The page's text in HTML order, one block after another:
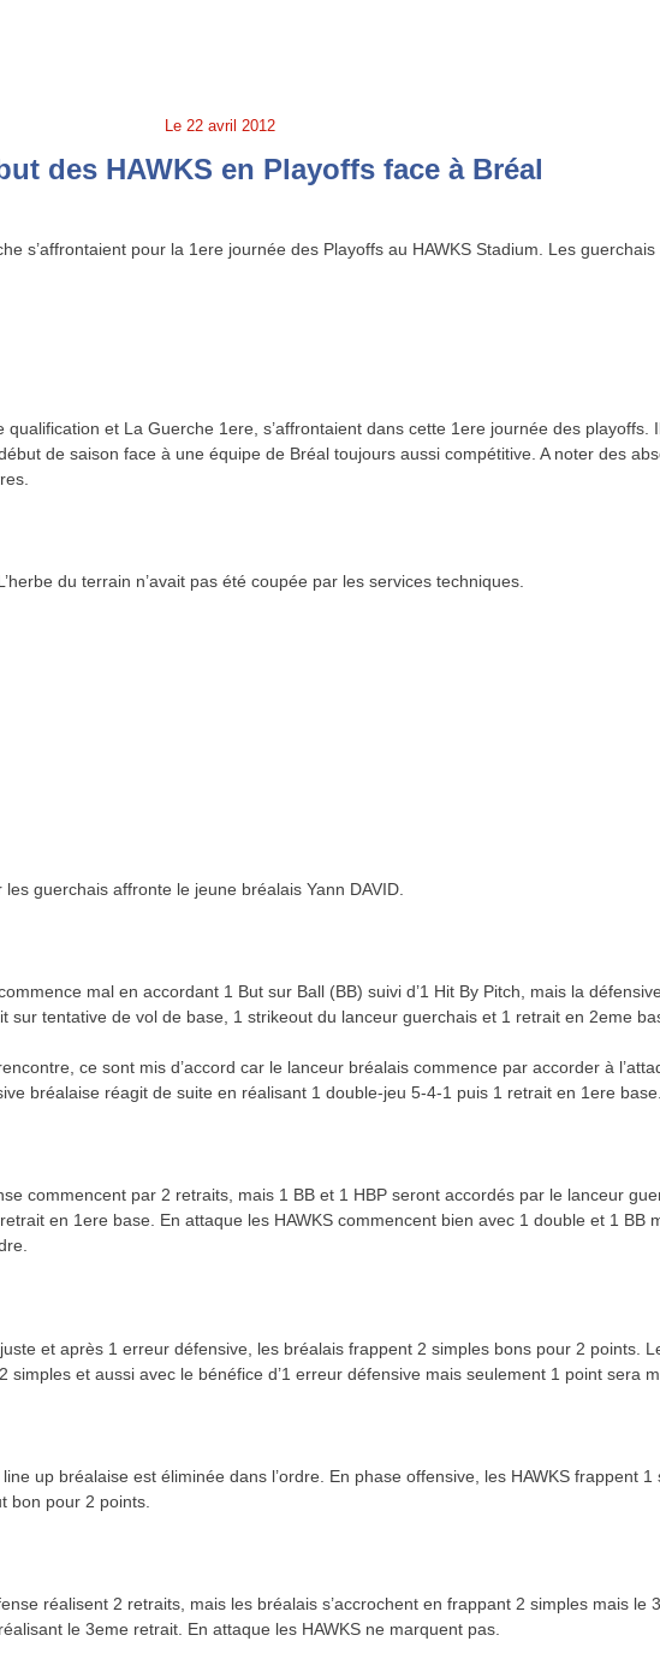
Le 22 avril 2012
des HAWKS en Playoffs face à Bréal
s’affrontaient pour la 1ere journée des Playoffs au HAWKS Stadium. Les guerchais
et La Guerche 1ere, s’affrontaient dans cette 1ere journée des playoffs.
de saison face à une équipe de Bréal toujours aussi compétitive. A noter des
du terrain n’avait pas été coupée par les services techniques.
guerchais affronte le jeune bréalais Yann DAVID.
mal en accordant 1 But sur Ball (BB) suivi d’1 Hit By Pitch, mais la défensive
sur tentative de vol de base, 1 strikeout du lanceur guerchais et 1 retrait en 2eme
ce sont mis d’accord car le lanceur bréalais commence par accorder à
bréalaise réagit de suite en réalisant 1 double-jeu 5-4-1 puis 1 retrait en 1ere base.
commencent par 2 retraits, mais 1 BB et 1 HBP seront accordés par le lanceur
en 1ere base. En attaque les HAWKS commencent bien avec 1 double et 1 BB
et après 1 erreur défensive, les bréalais frappent 2 simples bons pour 2 points.
simples et aussi avec le bénéfice d’1 erreur défensive mais seulement 1 point sera
up bréalaise est éliminée dans l’ordre. En phase offensive, les HAWKS frappent 1
bon pour 2 points.
réalisent 2 retraits, mais les bréalais s’accrochent en frappant 2 simples mais le
le 3eme retrait. En attaque les HAWKS ne marquent pas.